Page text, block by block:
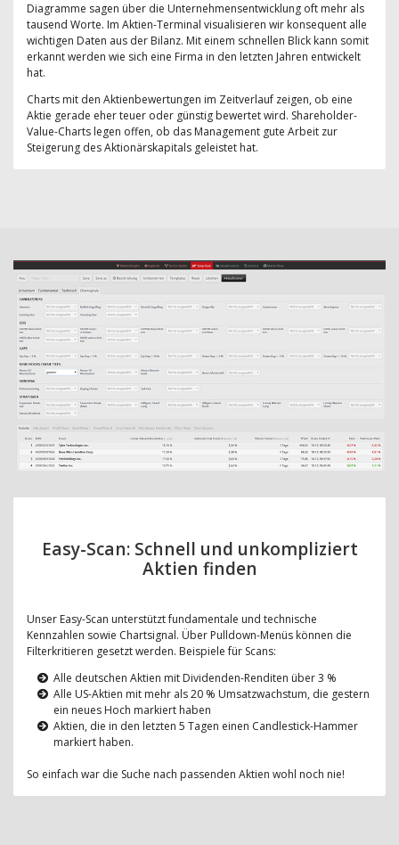
Diagramme sagen über die Unternehmensentwicklung oft mehr als
tausend Worte. Im Aktien-Terminal visualisieren wir konsequent alle
wichtigen Daten aus der Bilanz. Mit einem schnellen Blick kann somit
erkannt werden wie sich eine Firma in den letzten Jahren entwickelt
hat.
Charts mit den Aktienbewertungen im Zeitverlauf zeigen, ob eine
Aktie gerade eher teuer oder günstig bewertet wird. Shareholder-
Value-Charts legen offen, ob das Management gute Arbeit zur
Steigerung des Aktionärskapitals geleistet hat.
Easy-Scan: Schnell und unkompliziert
Aktien finden
Unser Easy-Scan unterstützt fundamentale und technische
Kennzahlen sowie Chartsignal. Über Pulldown-Menüs können die
Filterkritieren gesetzt werden. Beispiele für Scans:
Alle deutschen Aktien mit Dividenden-Renditen über 3 %
Alle US-Aktien mit mehr als 20 % Umsatzwachstum, die gestern
ein neues Hoch markiert haben
Aktien, die in den letzten 5 Tagen einen Candlestick-Hammer
markiert haben.
So einfach war die Suche nach passenden Aktien wohl noch nie!